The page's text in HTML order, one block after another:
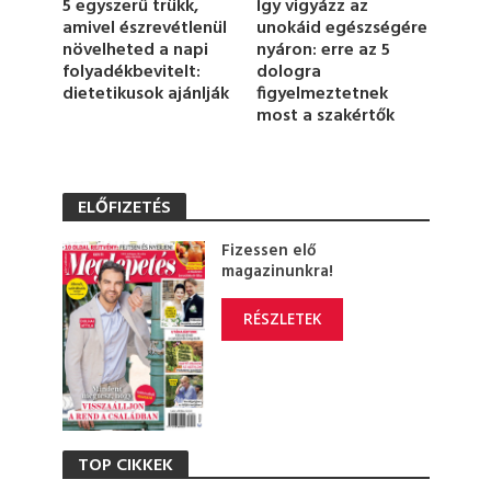
m
i
n
u
t
e
o
n
d
s
5 egyszerű trükk,
amivel észrevétlenül
növelheted a napi
folyadékbevitelt:
dietetikusok ajánlják
Így vigyázz az
unokáid egészségére
nyáron: erre az 5
dologra
figyelmeztetnek
most a szakértők
ELŐFIZETÉS
Fizessen elő
magazinunkra!
RÉSZLETEK
TOP CIKKEK